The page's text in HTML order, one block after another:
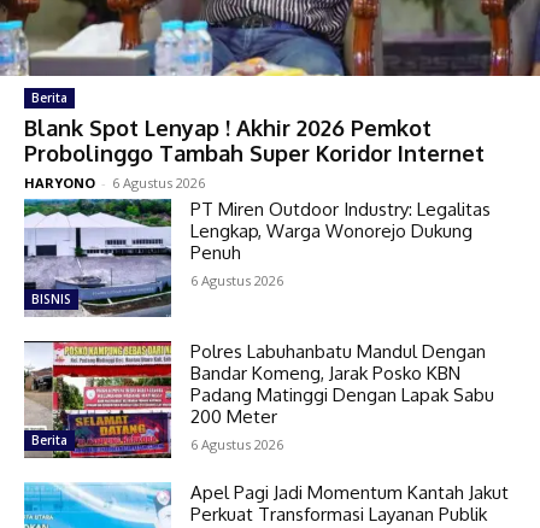
Berita
Blank Spot Lenyap ! Akhir 2026 Pemkot
Probolinggo Tambah Super Koridor Internet
HARYONO - 6 Agustus 2026
BISNIS
PT Miren Outdoor Industry: Legalitas
Lengkap, Warga Wonorejo Dukung
Penuh
6 Agustus 2026
Berita
Polres Labuhanbatu Mandul Dengan
Bandar Komeng, Jarak Posko KBN
Padang Matinggi Dengan Lapak Sabu
200 Meter
6 Agustus 2026
Apel Pagi Jadi Momentum Kantah Jakut
Perkuat Transformasi Layanan Publik